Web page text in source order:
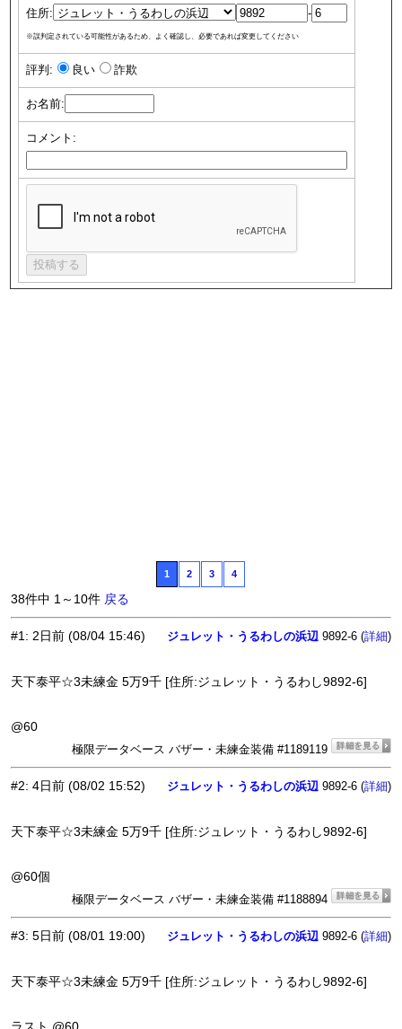
住所: -
※誤判定されている可能性があるため、よく確認し、必要であれば変更してください
評判: 良い 詐欺
お名前:
コメント:
1 2 3 4
38件中 1～10件 戻る
#1: 2日前 (08/04 15:46) ジュレット・うるわしの浜辺 9892-6 (詳細)
天下泰平☆3未練金 5万9千 [住所:ジュレット・うるわし9892-6]
@60
極限データベース バザー・未練金装備 #1189119
#2: 4日前 (08/02 15:52) ジュレット・うるわしの浜辺 9892-6 (詳細)
天下泰平☆3未練金 5万9千 [住所:ジュレット・うるわし9892-6]
@60個
極限データベース バザー・未練金装備 #1188894
#3: 5日前 (08/01 19:00) ジュレット・うるわしの浜辺 9892-6 (詳細)
天下泰平☆3未練金 5万9千 [住所:ジュレット・うるわし9892-6]